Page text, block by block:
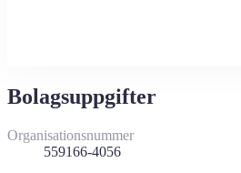
Bolagsuppgifter
Organisationsnummer
559166-4056